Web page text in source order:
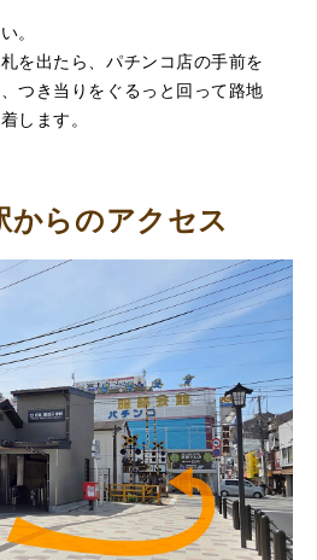
らない価格をいただきました。
した。また機会があれば利用し
トを見て安心できるお店であると
飛びこみにも関わらず、とても親
き、思っていた以上の信用でき
額で買い取って頂きました。あ
。
を出たら、パチンコ店の手前を
つき当りをぐるっと回って路地
します。
からのアクセス